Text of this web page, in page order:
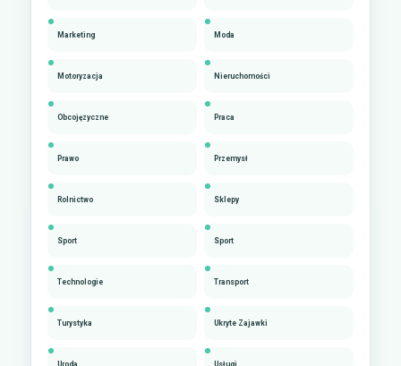
Marketing Moda
Motoryzacja Nieruchomości
Obcojęzyczne Praca
Prawo Przemysł
Rolnictwo Sklepy
Sport Sport
Technologie Transport
Turystyka Ukryte Zajawki